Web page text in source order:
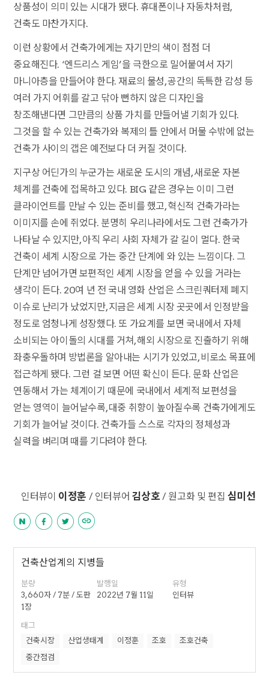
상품성이 의미 있는 시대가 됐다. 휴대폰이나 자동차처럼,
건축도 마찬가지다.
이런 상황에서 건축가에게는 자기만의 색이 점점 더
중요해진다. ‘엔드리스 게임’을 극한으로 밀어붙여서 자기
마니아층을 만들어야 한다. 재료의 물성, 공간의 독특한 감성 등
여러 가지 어휘를 갈고 닦아 뻔하지 않은 디자인을
창조해낸다면 그만큼의 상품 가치를 만들어낼 기회가 있다.
그것을 할 수 있는 건축가와 복제의 틀 안에서 머물 수밖에 없는
건축가 사이의 갭은 예전보다 더 커질 것이다.
지구상 어딘가의 누군가는 새로운 도시의 개념, 새로운 자본
체계를 건축에 접목하고 있다. BIG 같은 경우는 이미 그런
클라이언트를 만날 수 있는 준비를 했고, 혁신적 건축가라는
이미지를 손에 쥐었다. 분명히 우리나라에서도 그런 건축가가
나타날 수 있지만, 아직 우리 사회 자체가 갈 길이 멀다. 한국
건축이 세계 시장으로 가는 중간 단계에 와 있는 느낌이다. 그
단계만 넘어가면 보편적인 세계 시장을 얻을 수 있을 거라는
생각이 든다. 20여 년 전 국내 영화 산업은 스크린쿼터제 폐지
이슈로 난리가 났었지만, 지금은 세계 시장 곳곳에서 인정받을
정도로 엄청나게 성장했다. 또 가요계를 보면 국내에서 자체
소비되는 아이돌의 시대를 거쳐, 해외 시장으로 진출하기 위해
좌충우돌하며 방법론을 알아내는 시기가 있었고, 비로소 목표에
접근하게 됐다. 그런 걸 보면 어떤 확신이 든다. 문화 산업은
연동해서 가는 체계이기 때문에 국내에서 세계적 보편성을
얻는 영역이 늘어날수록, 대중 취향이 높아질수록 건축가에게도
기회가 늘어날 것이다. 건축가들 스스로 각자의 정체성과
실력을 벼리며 때를 기다려야 한다.
인터뷰이 이정훈 / 인터뷰어 김상호/ 원고화 및 편집 심미선
건축산업계의 지병들
분량
3,660자 / 7분 / 도판
1장
발행일
2022년 7월 11일
유형
인터뷰
태그
건축시장
산업생태계 이정훈 조호
조호건축
중간점검